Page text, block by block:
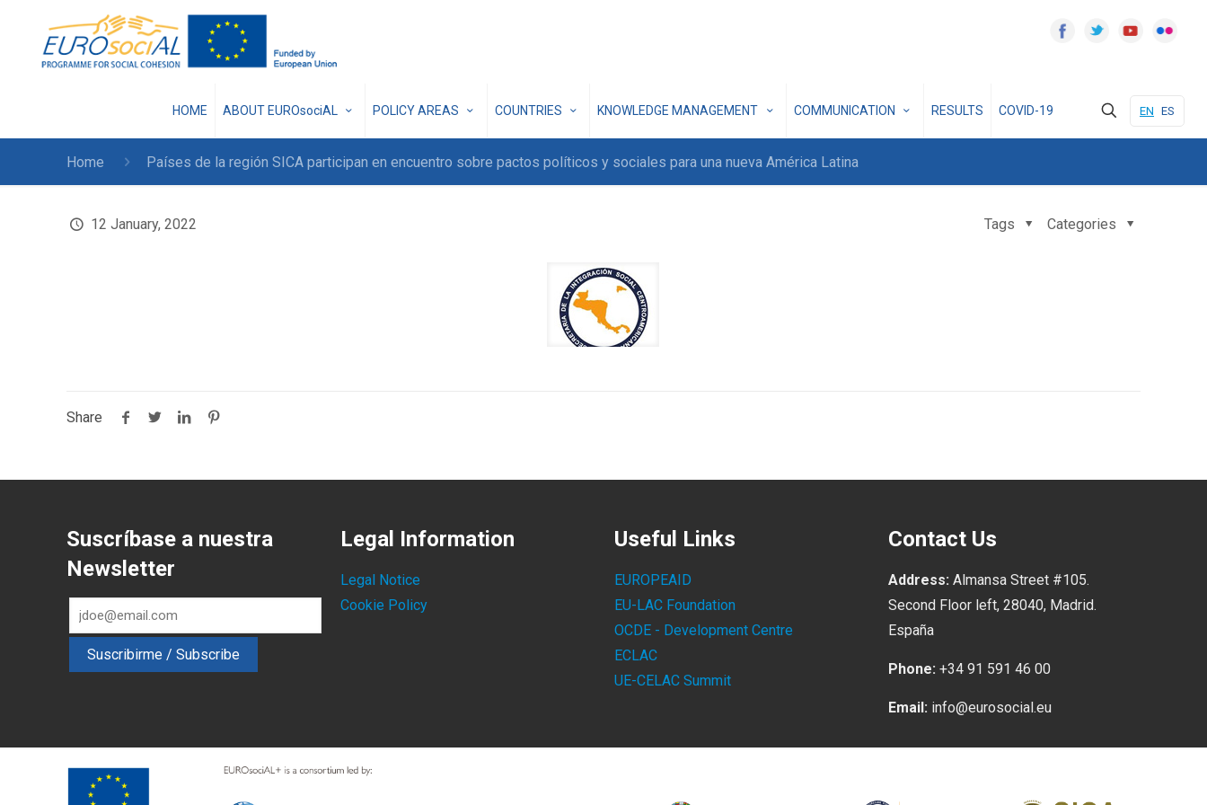
HOME ABOUT EUROsociAL POLICY AREAS COUNTRIES KNOWLEDGE MANAGEMENT COMMUNICATION RESULTS COVID-19 EN ES
Home Países de la región SICA participan en encuentro sobre pactos políticos y sociales para una nueva América Latina
12 January, 2022 Categories
Tags
Share
Suscríbase a nuestra
Newsletter
Legal Information
Legal Notice
Cookie Policy
Useful Links
EUROPEAID
EU-LAC Foundation
OCDE - Development Centre
ECLAC
UE-CELAC Summit
Contact Us
Address: Almansa Street #105.
Second Floor left, 28040, Madrid.
España
Phone: +34 91 591 46 00
Email: info@eurosocial.eu